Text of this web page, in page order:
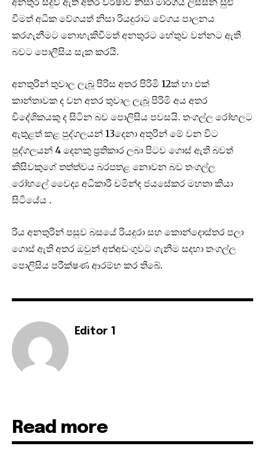
වීමත් අධික වේගයත් නිසා රියදුරාට වේගය පාලනය
කරගැනීමට නොහැකිවීමත් අනතුරට හේතුව වන්නට ඇති
බවට පොලීසිය සැක කරයි.
අනතුරින් තුවාල ලැබූ පිරිස අතර පිරිමි 12ක් හා එක්
කාන්තාවක ද වන අතර තුවාල ලැබූ පිරිමි අය අතර
විදේශිකයකු ද සිටින බව පොලිසිය පවසයි. තංගල්ල රෝහලට
ඇතුළත් කළ පුද්ගලයන් 13දෙනා අතුරින් මේ වන විට
පුද්ගලයන් 4 දෙනකු ප්‍රතිකාර ලබා පිටව ගොස් ඇති බවත්
කිසිවකුගේ තත්ත්වය බරපතළ නොවන බව තංගල්ල
රෝහලේ වෛද්‍ය අධිකාරි චමින්ද ජයසේකර මහතා කියා
සිටියේය .
රිය අනතුරින් පසුව බසයේ රියදුරා සහ කොන්දොස්තර පලා
ගොස් ඇති අතර ඔවුන් අත්අඩංගුවට ගැනීම සදහා තංගල්ල
පොලිසිය පරීක්ෂණ ආරම්භ කර තිබේ.
Editor 1
Read more